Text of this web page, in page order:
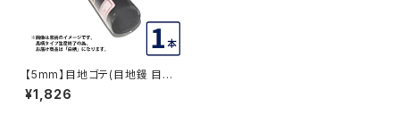
【5mm】目地ゴテ(目地鏝 目地
ごて)5mm 本焼き 白柄1本(mej
igote-honyaki-5)≪返品不可
¥1,826